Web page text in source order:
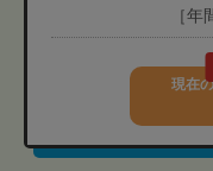
［
現在